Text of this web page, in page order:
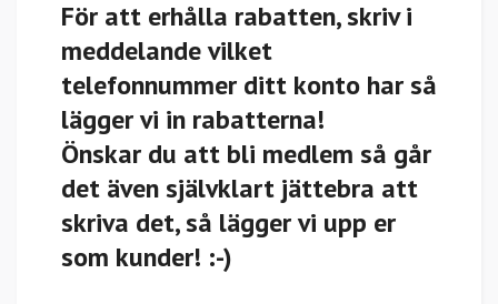
För att erhålla rabatten, skriv i
meddelande vilket
telefonnummer ditt konto har så
lägger vi in rabatterna!
Önskar du att bli medlem så går
det även självklart jättebra att
skriva det, så lägger vi upp er
som kunder! :-)